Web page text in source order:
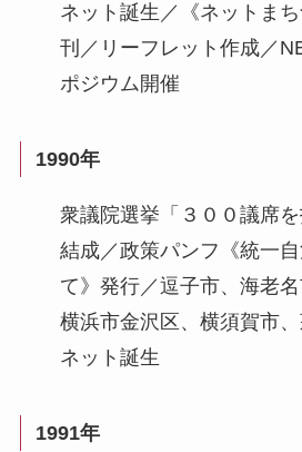
ネット誕生／《ネットま
刊／リーフレット作成／
ポジウム開催
1990年
衆議院選挙「３００議席
結成／政策パンフ《統一
て》発行／逗子市、海老名
横浜市金沢区、横須賀市
ネット誕生
1991年